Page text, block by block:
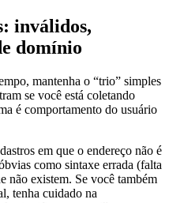
inválidos,
domínio
mantenha o “trio” simples
se você está coletando
é comportamento do usuário
em que o endereço não é
como sintaxe errada (falta
não existem. Se você também
tenha cuidado na